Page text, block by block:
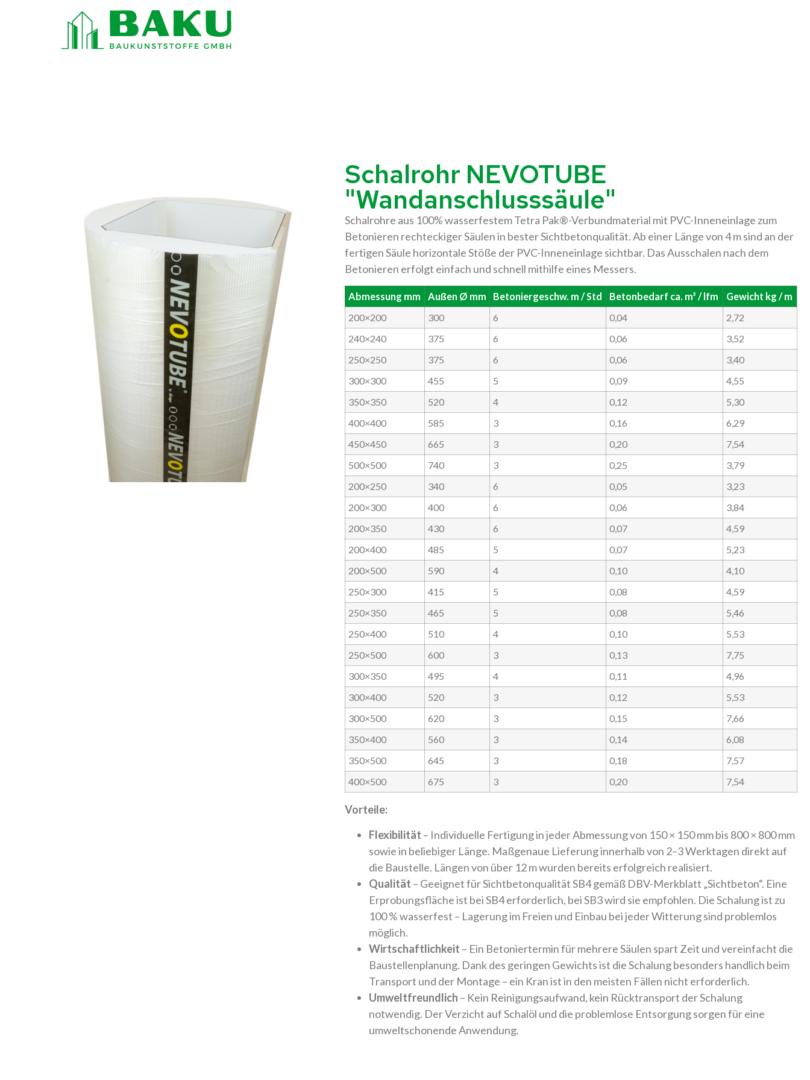
Schalrohr NEVOTUBE
"Wandanschlusssäule"
Schalrohre aus 100% wasserfestem Tetra Pak®-Verbundmaterial mit PVC-Inneneinlage zum
Betonieren rechteckiger Säulen in bester Sichtbetonqualität. Ab einer Länge von 4 m sind an der
fertigen Säule horizontale Stöße der PVC-Inneneinlage sichtbar. Das Ausschalen nach dem
Betonieren erfolgt einfach und schnell mithilfe eines Messers.
Abmessung mm Außen Ø mm Betoniergeschw. m / Std Betonbedarf ca. m³ / lfm
Gewicht kg / m
200×200
300 6 0,04
2,72
240×240
375 6 0,06
3,52
250×250
375 6 0,06
3,40
300×300
455 5 0,09
4,55
350×350
520 4 0,12
5,30
400×400
585 3 0,16
6,29
450×450
665 3 0,20
7,54
500×500
740 3 0,25
3,79
200×250
340 6 0,05
3,23
200×300
400 6 0,06
3,84
200×350
430 6 0,07
4,59
200×400
485 5 0,07
5,23
200×500
590 4 0,10
4,10
250×300
415 5 0,08
4,59
250×350
465 5 0,08
5,46
250×400
510 4 0,10
5,53
250×500
600 3 0,13
7,75
300×350
495 4 0,11
4,96
300×400
520 3 0,12
5,53
300×500
620 3 0,15
7,66
350×400
560 3 0,14
6,08
350×500
645 3 0,18
7,57
400×500
675 3 0,20 7,54
Vorteile:
Flexibilität – Individuelle Fertigung in jeder Abmessung von 150 × 150 mm bis 800 × 800 mm
sowie in beliebiger Länge. Maßgenaue Lieferung innerhalb von 2–3 Werktagen direkt auf
die Baustelle. Längen von über 12 m wurden bereits erfolgreich realisiert.
Qualität – Geeignet für Sichtbetonqualität SB4 gemäß DBV-Merkblatt „Sichtbeton“. Eine
Erprobungsfläche ist bei SB4 erforderlich, bei SB3 wird sie empfohlen. Die Schalung ist zu
100 % wasserfest – Lagerung im Freien und Einbau bei jeder Witterung sind problemlos
möglich.
Wirtschaftlichkeit – Ein Betoniertermin für mehrere Säulen spart Zeit und vereinfacht die
Baustellenplanung. Dank des geringen Gewichts ist die Schalung besonders handlich beim
Transport und der Montage – ein Kran ist in den meisten Fällen nicht erforderlich.
Umweltfreundlich – Kein Reinigungsaufwand, kein Rücktransport der Schalung
notwendig. Der Verzicht auf Schalöl und die problemlose Entsorgung sorgen für eine
umweltschonende Anwendung.